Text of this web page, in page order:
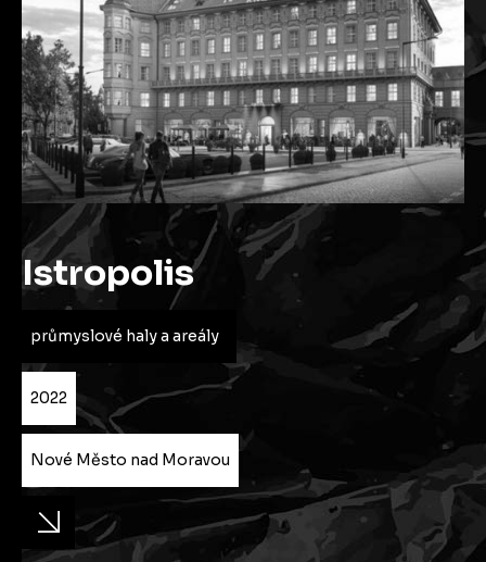
Istropolis
průmyslové haly a areály
2022
Nové Město nad Moravou